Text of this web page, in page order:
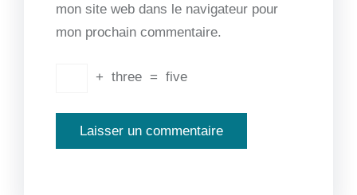
mon site web dans le navigateur pour
mon prochain commentaire.
+ three = five